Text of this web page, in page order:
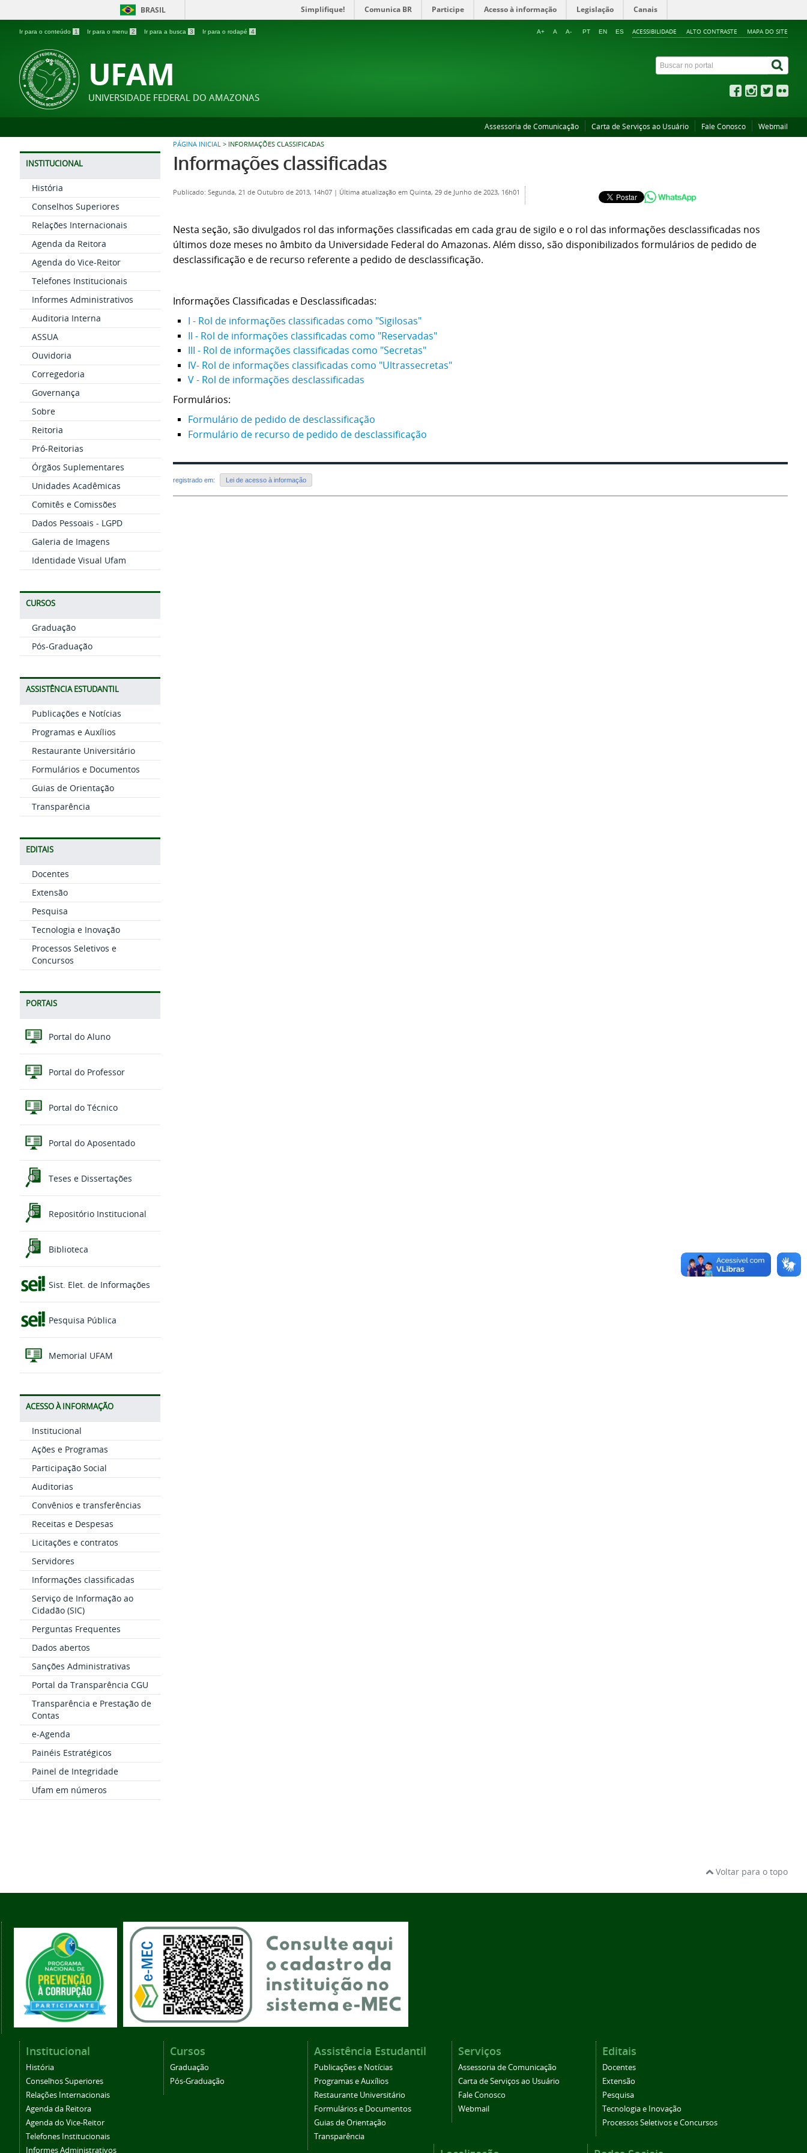
BRASIL Simplifique! Comunica BR Participe Acesso à informação Legislação Canais
Ir para o conteúdo 1 Ir para o menu 2 Ir para a busca 3 Ir para o rodapé 4 ACESSIBILIDADE ALTO CONTRASTE MAPA DO SITE
A+ A A- PT EN ES
UFAM
UNIVERSIDADE FEDERAL DO AMAZONAS
Assessoria de Comunicação Carta de Serviços ao Usuário Fale Conosco Webmail
PÁGINA INICIAL > INFORMAÇÕES CLASSIFICADAS
INSTITUCIONAL
História
Conselhos Superiores
Relações Internacionais
Agenda da Reitora
Agenda do Vice-Reitor
Telefones Institucionais
Informes Administrativos
Auditoria Interna
ASSUA
Ouvidoria
Corregedoria
Governança
Sobre
Reitoria
Pró-Reitorias
Órgãos Suplementares
Unidades Acadêmicas
Comitês e Comissões
Dados Pessoais - LGPD
Galeria de Imagens
Identidade Visual Ufam
CURSOS
Graduação
Pós-Graduação
ASSISTÊNCIA ESTUDANTIL
Publicações e Notícias
Programas e Auxílios
Restaurante Universitário
Formulários e Documentos
Guias de Orientação
Transparência
EDITAIS
Docentes
Extensão
Pesquisa
Tecnologia e Inovação
Processos Seletivos e
Concursos
PORTAIS
Portal do Aluno
Portal do Professor
Portal do Técnico
Portal do Aposentado
Teses e Dissertações
Repositório Institucional
Biblioteca
Sist. Elet. de Informações
Pesquisa Pública
Memorial UFAM
ACESSO À INFORMAÇÃO
Institucional
Ações e Programas
Participação Social
Auditorias
Convênios e transferências
Receitas e Despesas
Licitações e contratos
Servidores
Informações classificadas
Serviço de Informação ao
Cidadão (SIC)
Perguntas Frequentes
Dados abertos
Sanções Administrativas
Portal da Transparência CGU
Transparência e Prestação de
Contas
e-Agenda
Painéis Estratégicos
Painel de Integridade
Ufam em números
Informações classificadas
Publicado: Segunda, 21 de Outubro de 2013, 14h07 | Última atualização em Quinta, 29 de Junho de 2023, 16h01
Nesta seção, são divulgados rol das informações classificadas em cada grau de sigilo e o rol das informações desclassificadas nos
últimos doze meses no âmbito da Universidade Federal do Amazonas. Além disso, são disponibilizados formulários de pedido de
desclassificação e de recurso referente a pedido de desclassificação.
Informações Classificadas e Desclassificadas:
I - Rol de informações classificadas como "Sigilosas"
II - Rol de informações classificadas como "Reservadas"
III - Rol de informações classificadas como "Secretas"
IV- Rol de informações classificadas como "Ultrassecretas"
V - Rol de informações desclassificadas
Formulários:
Formulário de pedido de desclassificação
Formulário de recurso de pedido de desclassificação
registrado em: Lei de acesso à informação
Voltar para o topo
Institucional
História
Conselhos Superiores
Relações Internacionais
Agenda da Reitora
Agenda do Vice-Reitor
Telefones Institucionais
Informes Administrativos
Cursos
Graduação
Pós-Graduação
Assistência Estudantil
Publicações e Notícias
Programas e Auxílios
Restaurante Universitário
Formulários e Documentos
Guias de Orientação
Transparência
Serviços
Assessoria de Comunicação
Carta de Serviços ao Usuário
Fale Conosco
Webmail
Editais
Docentes
Extensão
Pesquisa
Tecnologia e Inovação
Processos Seletivos e Concursos